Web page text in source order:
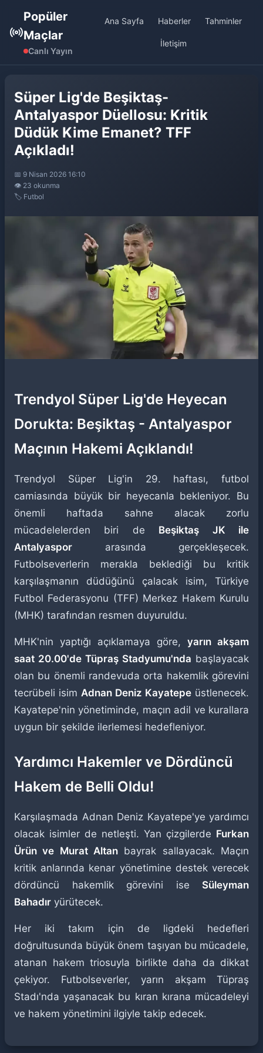
Popüler
Maçlar
Canlı Yayın
Ana Sayfa Haberler Tahminler
İletişim
Süper Lig'de Beşiktaş-
Antalyaspor Düellosu: Kritik
Düdük Kime Emanet? TFF
Açıkladı!
📅 9 Nisan 2026 16:10
👁️ 23 okunma
🏷️ Futbol
Trendyol Süper Lig'de Heyecan
Dorukta: Beşiktaş - Antalyaspor
Maçının Hakemi Açıklandı!
Trendyol Süper Lig'in 29. haftası, futbol
camiasında büyük bir heyecanla bekleniyor. Bu
önemli haftada sahne alacak zorlu
mücadelelerden biri de Beşiktaş JK ile
Antalyaspor arasında gerçekleşecek.
Futbolseverlerin merakla beklediği bu kritik
karşılaşmanın düdüğünü çalacak isim, Türkiye
Futbol Federasyonu (TFF) Merkez Hakem Kurulu
(MHK) tarafından resmen duyuruldu.
MHK'nin yaptığı açıklamaya göre, yarın akşam
saat 20.00'de Tüpraş Stadyumu'nda başlayacak
olan bu önemli randevuda orta hakemlik görevini
tecrübeli isim Adnan Deniz Kayatepe üstlenecek.
Kayatepe'nin yönetiminde, maçın adil ve kurallara
uygun bir şekilde ilerlemesi hedefleniyor.
Yardımcı Hakemler ve Dördüncü
Hakem de Belli Oldu!
Karşılaşmada Adnan Deniz Kayatepe'ye yardımcı
olacak isimler de netleşti. Yan çizgilerde Furkan
Ürün ve Murat Altan bayrak sallayacak. Maçın
kritik anlarında kenar yönetimine destek verecek
dördüncü hakemlik görevini ise Süleyman
Bahadır yürütecek.
Her iki takım için de ligdeki hedefleri
doğrultusunda büyük önem taşıyan bu mücadele,
atanan hakem triosuyla birlikte daha da dikkat
çekiyor. Futbolseverler, yarın akşam Tüpraş
Stadı'nda yaşanacak bu kıran kırana mücadeleyi
ve hakem yönetimini ilgiyle takip edecek.